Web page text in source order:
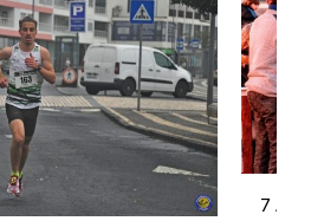
7 Abr